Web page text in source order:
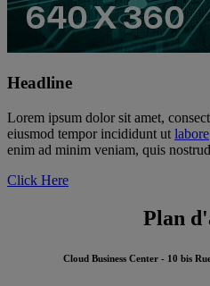
Headline
Lorem ipsum dolor sit amet,
eiusmod tempor incididunt ut labore
enim ad minim veniam, quis
Click Here
Plan
Cloud Business Center - 10 bis